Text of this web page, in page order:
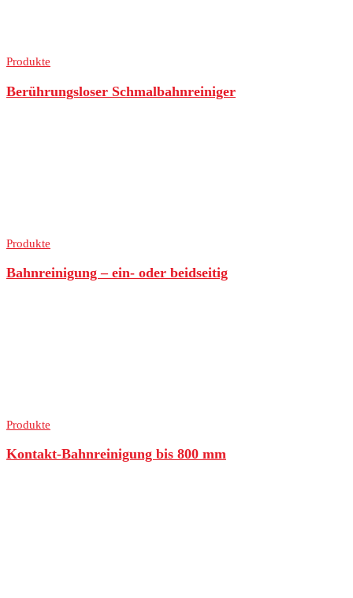
Produkte
Berührungsloser Schmalbahnreiniger
Produkte
Bahnreinigung – ein- oder beidseitig
Produkte
Kontakt-Bahnreinigung bis 800 mm